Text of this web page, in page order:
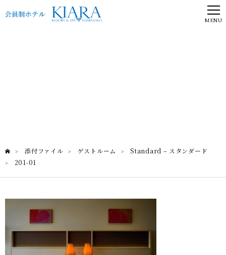
MENU
> 添付ファイル > ゲストルーム > Standard – スタンダード
> 201-01